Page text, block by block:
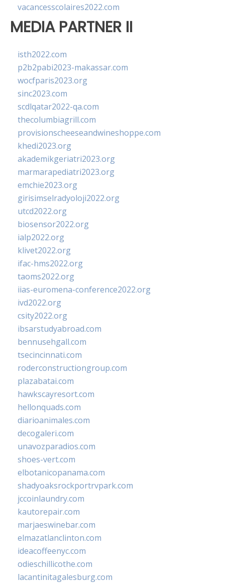
vacancesscolaires2022.com
MEDIA PARTNER II
isth2022.com
p2b2pabi2023-makassar.com
wocfparis2023.org
sinc2023.com
scdlqatar2022-qa.com
thecolumbiagrill.com
provisionscheeseandwineshoppe.com
khedi2023.org
akademikgeriatri2023.org
marmarapediatri2023.org
emchie2023.org
girisimselradyoloji2022.org
utcd2022.org
biosensor2022.org
ialp2022.org
klivet2022.org
ifac-hms2022.org
taoms2022.org
iias-euromena-conference2022.org
ivd2022.org
csity2022.org
ibsarstudyabroad.com
bennusehgall.com
tsecincinnati.com
roderconstructiongroup.com
plazabatai.com
hawkscayresort.com
hellonquads.com
diarioanimales.com
decogaleri.com
unavozparadios.com
shoes-vert.com
elbotanicopanama.com
shadyoaksrockportrvpark.com
jccoinlaundry.com
kautorepair.com
marjaeswinebar.com
elmazatlanclinton.com
ideacoffeenyc.com
odieschillicothe.com
lacantinitagalesburg.com